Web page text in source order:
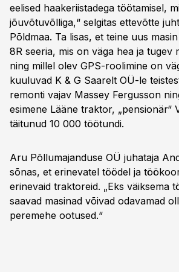
eelised haakeriistadega töötamisel,
jõuvõtuvõlliga,“ selgitas ettevõtte
Põldmaa. Ta lisas, et teine uus
8R seeria, mis on väga hea ja tugev
ning millel olev GPS-roolimine on
kuuluvad K & G Saarelt OÜ-le
remonti vajav Massey Fergusson
esimene Lääne traktor, „pensionär“
täitunud 10 000 töötundi.
Aru Põllumajanduse OÜ juhataja
sõnas, et erinevatel töödel ja
erinevaid traktoreid. „Eks väiksema
saavad masinad võivad odavamad
peremehe ootused.“